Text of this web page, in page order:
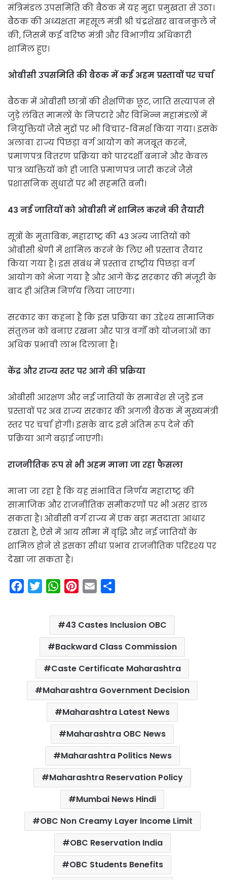
मंत्रिमंडल उपसमिति की बैठक में यह मुद्दा प्रमुखता से उठा।
बैठक की अध्यक्षता महसूल मंत्री श्री चंद्रशेखर बावनकुले ने
की, जिसमें कई वरिष्ठ मंत्री और विभागीय अधिकारी
शामिल हुए।
ओबीसी उपसमिति की बैठक में कई अहम प्रस्तावों पर चर्चा
बैठक में ओबीसी छात्रों की शैक्षणिक छूट, जाति सत्यापन से
जुड़े लंबित मामलों के निपटारे और विभिन्न महामंडलों में
नियुक्तियों जैसे मुद्दों पर भी विचार-विमर्श किया गया। इसके
अलावा राज्य पिछड़ा वर्ग आयोग को मजबूत करने,
प्रमाणपत्र वितरण प्रक्रिया को पारदर्शी बनाने और केवल
पात्र व्यक्तियों को ही जाति प्रमाणपत्र जारी करने जैसे
प्रशासनिक सुधारों पर भी सहमति बनी।
43 नई जातियों को ओबीसी में शामिल करने की तैयारी
सूत्रों के मुताबिक, महाराष्ट्र की 43 अन्य जातियों को
ओबीसी श्रेणी में शामिल करने के लिए भी प्रस्ताव तैयार
किया गया है। इस संबंध में प्रस्ताव राष्ट्रीय पिछड़ा वर्ग
आयोग को भेजा गया है और आगे केंद्र सरकार की मंजूरी के
बाद ही अंतिम निर्णय लिया जाएगा।
सरकार का कहना है कि इस प्रक्रिया का उद्देश्य सामाजिक
संतुलन को बनाए रखना और पात्र वर्गों को योजनाओं का
अधिक प्रभावी लाभ दिलाना है।
केंद्र और राज्य स्तर पर आगे की प्रक्रिया
ओबीसी आरक्षण और नई जातियों के समावेश से जुड़े इन
प्रस्तावों पर अब राज्य सरकार की अगली बैठक में मुख्यमंत्री
स्तर पर चर्चा होगी। इसके बाद इसे अंतिम रूप देने की
प्रक्रिया आगे बढ़ाई जाएगी।
राजनीतिक रूप से भी अहम माना जा रहा फैसला
माना जा रहा है कि यह संभावित निर्णय महाराष्ट्र की
सामाजिक और राजनीतिक समीकरणों पर भी असर डाल
सकता है। ओबीसी वर्ग राज्य में एक बड़ा मतदाता आधार
रखता है, ऐसे में आय सीमा में वृद्धि और नई जातियों के
शामिल होने से इसका सीधा प्रभाव राजनीतिक परिदृश्य पर
देखा जा सकता है।
k
e
r
W
a
t
s
A
p
p
n
t
e
r
e
s
t
a
i
l
a
r
e
43 Castes Inclusion OBC
Backward Class Commission
Caste Certificate Maharashtra
Maharashtra Government Decision
Maharashtra Latest News
Maharashtra OBC News
Maharashtra Politics News
Maharashtra Reservation Policy
Mumbai News Hindi
OBC Non Creamy Layer Income Limit
OBC Reservation India
OBC Students Benefits